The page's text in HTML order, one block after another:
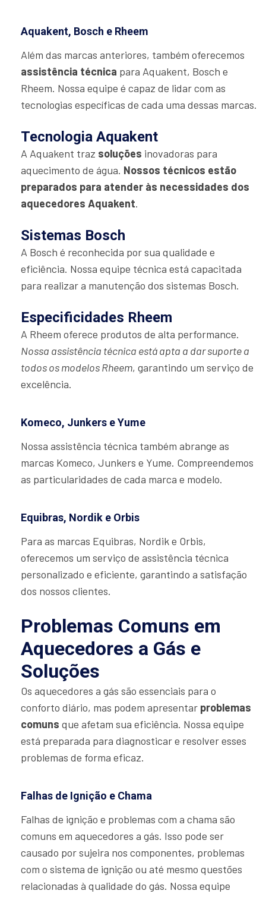
Aquakent, Bosch e Rheem
Além das marcas anteriores, também oferecemos
assistência técnica para Aquakent, Bosch e
Rheem. Nossa equipe é capaz de lidar com as
tecnologias específicas de cada uma dessas marcas.
Tecnologia Aquakent
A Aquakent traz soluções inovadoras para
aquecimento de água. Nossos técnicos estão
preparados para atender às necessidades dos
aquecedores Aquakent.
Sistemas Bosch
A Bosch é reconhecida por sua qualidade e
eficiência. Nossa equipe técnica está capacitada
para realizar a manutenção dos sistemas Bosch.
Especificidades Rheem
A Rheem oferece produtos de alta performance.
Nossa assistência técnica está apta a dar suporte a
todos os modelos Rheem, garantindo um serviço de
excelência.
Komeco, Junkers e Yume
Nossa assistência técnica também abrange as
marcas Komeco, Junkers e Yume. Compreendemos
as particularidades de cada marca e modelo.
Equibras, Nordik e Orbis
Para as marcas Equibras, Nordik e Orbis,
oferecemos um serviço de assistência técnica
personalizado e eficiente, garantindo a satisfação
dos nossos clientes.
Problemas Comuns em
Aquecedores a Gás e
Soluções
Os aquecedores a gás são essenciais para o
conforto diário, mas podem apresentar problemas
comuns que afetam sua eficiência. Nossa equipe
está preparada para diagnosticar e resolver esses
problemas de forma eficaz.
Falhas de Ignição e Chama
Falhas de ignição e problemas com a chama são
comuns em aquecedores a gás. Isso pode ser
causado por sujeira nos componentes, problemas
com o sistema de ignição ou até mesmo questões
relacionadas à qualidade do gás. Nossa equipe